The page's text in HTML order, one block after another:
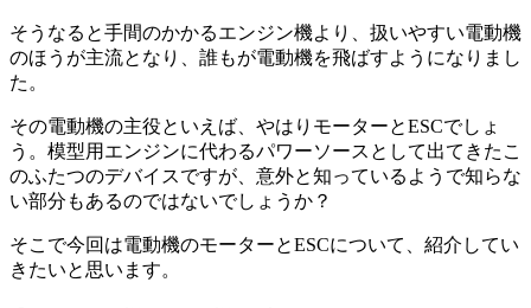
そうなると手間のかかるエンジン機より、扱いやすい電動機
のほうが主流となり、誰もが電動機を飛ばすようになりまし
た。
その電動機の主役といえば、やはりモーターとESCでしょ
う。模型用エンジンに代わるパワーソースとして出てきたこ
のふたつのデバイスですが、意外と知っているようで知らな
い部分もあるのではないでしょうか？
そこで今回は電動機のモーターとESCについて、紹介してい
きたいと思います。